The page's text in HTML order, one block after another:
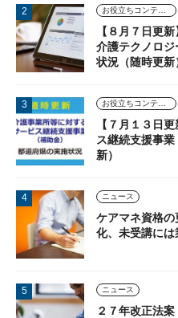
【８月７日更
介護テクノロ
状況（随時更新
【７月１３日
ス継続支援事
新）
ニュース
ケアマネ資格
化、未受講には
ニュース
２７年改正法